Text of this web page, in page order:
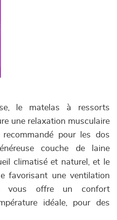
le matelas à ressorts
une relaxation musculaire
pour les dos
couche de laine
climatisé et naturel, et le
favorisant une ventilation
vous offre un confort
idéale, pour des